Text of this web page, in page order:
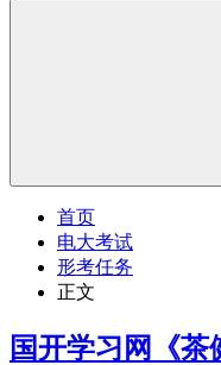
首页
电大考试
形考任务
正文
国开学习网《茶